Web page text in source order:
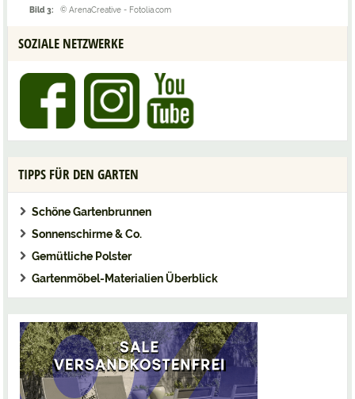
Bild 3:
© ArenaCreative - Fotolia.com
SOZIALE NETZWERKE
TIPPS FÜR DEN GARTEN
Schöne Gartenbrunnen
Sonnenschirme & Co.
Gemütliche Polster
Gartenmöbel-Materialien Überblick